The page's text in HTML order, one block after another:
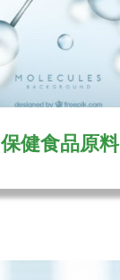
保健食品原料